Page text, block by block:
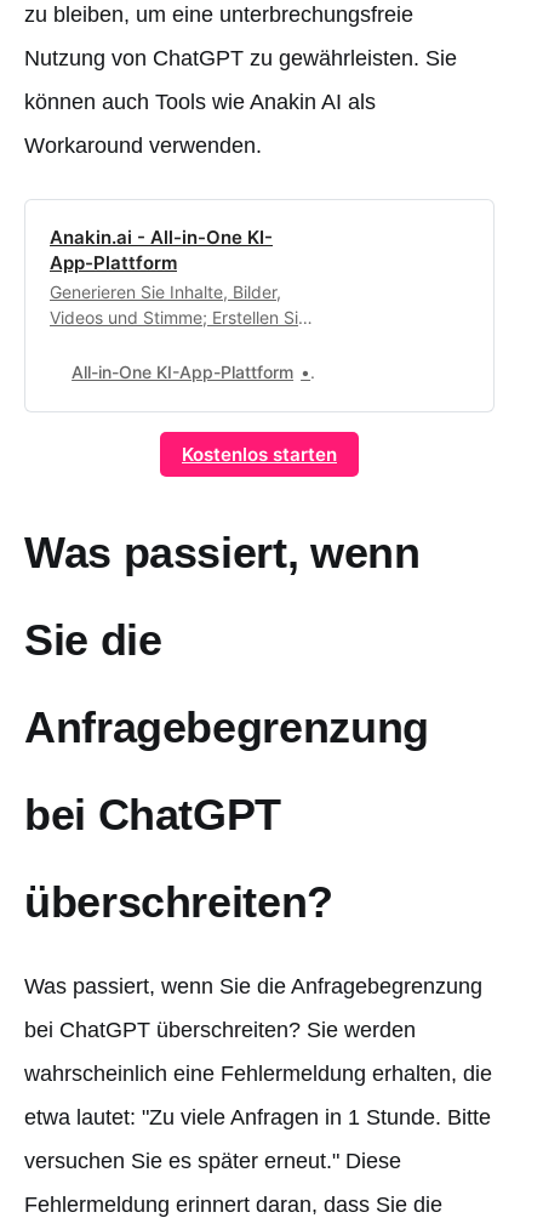
zu bleiben, um eine unterbrechungsfreie
Nutzung von ChatGPT zu gewährleisten. Sie
können auch Tools wie Anakin AI als
Workaround verwenden.
Anakin.ai - All-in-One KI-
App-Plattform
Generieren Sie Inhalte, Bilder,
Videos und Stimme; Erstellen Sie
benutzerdefinierte KI-Apps und
exklusive KI-App-
Anpassungswerkstatt.
All-in-One KI-App-Plattform
Kostenlos starten
Was passiert, wenn
Sie die
Anfragebegrenzung
bei ChatGPT
überschreiten?
Was passiert, wenn Sie die Anfragebegrenzung
bei ChatGPT überschreiten? Sie werden
wahrscheinlich eine Fehlermeldung erhalten, die
etwa lautet: "Zu viele Anfragen in 1 Stunde. Bitte
versuchen Sie es später erneut." Diese
Fehlermeldung erinnert daran, dass Sie die